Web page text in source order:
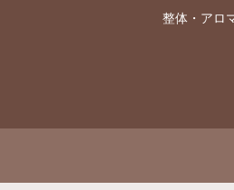
整体・アロ